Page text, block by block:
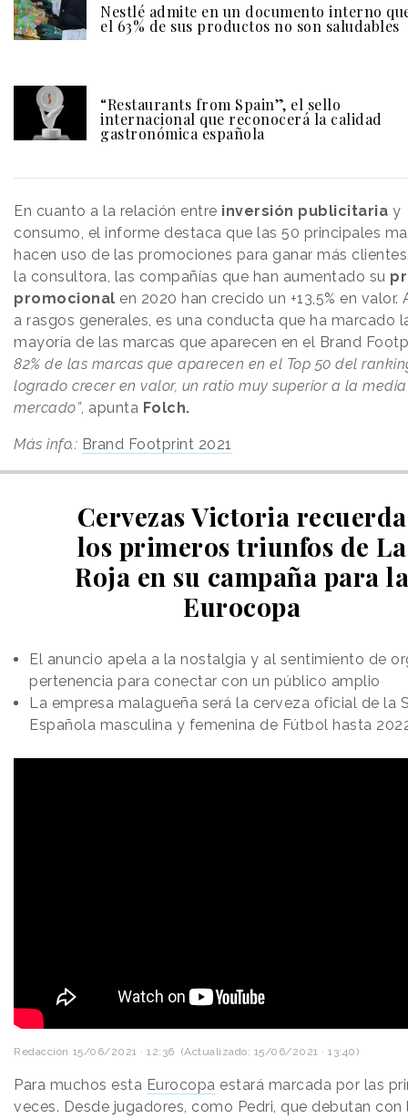
Nestlé admite en un documento interno
el 63% de sus productos no son saludables
“Restaurants from Spain”, el sello
internacional que reconocerá la calidad
gastronómica española
En cuanto a la relación entre inversión publicitaria y
consumo, el informe destaca que las 50 principales
hacen uso de las promociones para ganar más
la consultora, las compañías que han aumentado su
promocional en 2020 han crecido un +13,5% en valor.
a rasgos generales, es una conducta que ha marcado
mayoría de las marcas que aparecen en el Brand
82% de las marcas que aparecen en el Top 50 del
logrado crecer en valor, un ratio muy superior a la
mercado”, apunta Folch.
Más info.: Brand Footprint 2021
Cervezas Victoria recuerda
los primeros triunfos de La
Roja en su campaña para la
Eurocopa
El anuncio apela a la nostalgia y al sentimiento de
pertenencia para conectar con un público amplio
La empresa malagueña será la cerveza oficial de la
Española masculina y femenina de Fútbol hasta
Redacción 15/06/2021 · 12:36 (Actualizado: 15/06/2021 · 13:40)
Para muchos esta Eurocopa estará marcada por las
veces. Desde jugadores, como Pedri, que debutan con